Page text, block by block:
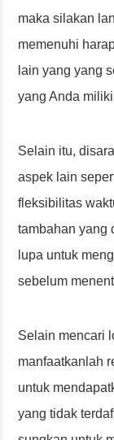
maka silakan
memenuhi
lain yang yang
yang Anda
Selain itu,
aspek lain
fleksibilitas
tambahan yang
lupa untuk
sebelum
Selain mencari
manfaatkanlah
untuk
yang tidak